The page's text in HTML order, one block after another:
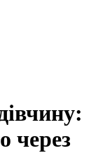
через